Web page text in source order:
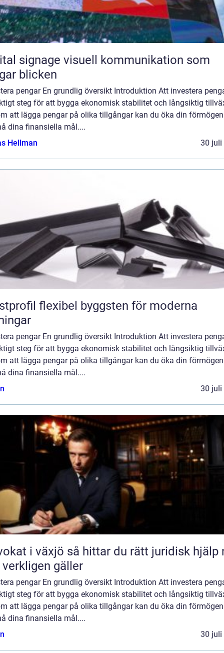
visuell kommunikation som
blicken
pengar En grundlig översikt Introduktion Att investera
steg för att bygga ekonomisk stabilitet och långsiktig
att lägga pengar på olika tillgångar kan du öka din
dina finansiella mål....
Hellman
30 juli
byggsten för moderna
pengar En grundlig översikt Introduktion Att investera
steg för att bygga ekonomisk stabilitet och långsiktig
att lägga pengar på olika tillgångar kan du öka din
dina finansiella mål....
30 juli
så hittar du rätt juridisk hjälp när
gäller
pengar En grundlig översikt Introduktion Att investera
steg för att bygga ekonomisk stabilitet och långsiktig
att lägga pengar på olika tillgångar kan du öka din
dina finansiella mål....
30 juli